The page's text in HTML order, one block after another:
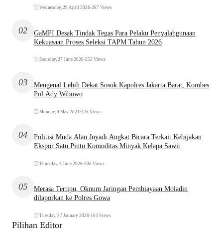
Wednesday, 29 April 2026•267 Views
02
GaMPI Desak Tindak Tegas Para Pelaku Penyalahgunaan
Kekuasaan Proses Seleksi TAPM Tahun 2026
Saturday, 27 June 2026•252 Views
03
Mengenal Lebih Dekat Sosok Kapolres Jakarta Barat, Kombes
Pol Ady Wibowo
Monday, 3 May 2021 •225 Views
04
Politisi Muda Alan Juyadi Angkat Bicara Terkait Kebijakan
Ekspor Satu Pintu Komoditas Minyak Kelapa Sawit
Thursday, 4 June 2026•205 Views
05
Merasa Tertipu, Oknum Jaringan Pembiayaan Moladin
dilaporkan ke Polres Gowa
Tuesday, 27 January 2026•163 Views
Pilihan Editor